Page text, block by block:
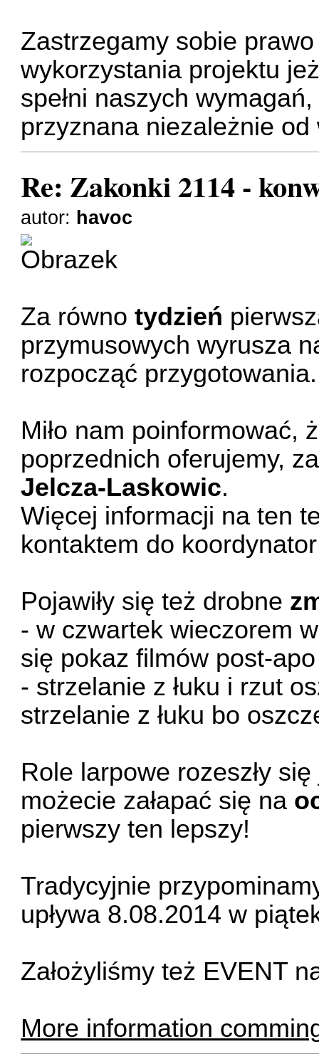
Zastrzegamy sobie
wykorzystania projektu
spełni naszych
przyznana niezależnie
Re: Zakonki 2114 -
autor: havoc
Za równotydzień
przymusowych wyrusza
rozpocząć przygotowania.
Miło nam poinformować,
poprzednich oferujemy,
Jelcza-Laskowic.
Więcej informacji na ten
kontaktem do
Pojawiły się też drobne
- w czwartek wieczorem
się pokaz filmów post-apo
- strzelanie z łuku i rzut
strzelanie z łuku bo
Role larpowe rozeszły
możecie załapać się na
pierwszy ten lepszy!
Tradycyjnie
upływa 8.08.2014 w
Założyliśmy też EVENT
More information